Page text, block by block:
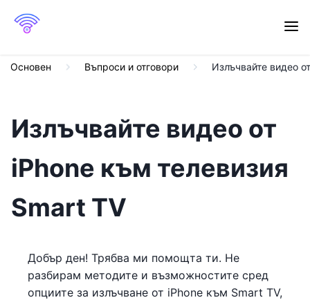
Основен Въпроси и отговори Излъчвайте видео
Излъчвайте видео от
iPhone към телевизия
Smart TV
Добър ден! Трябва ми помощта ти. Не
разбирам методите и възможностите сред
опциите за излъчване от iPhone към Smart TV,